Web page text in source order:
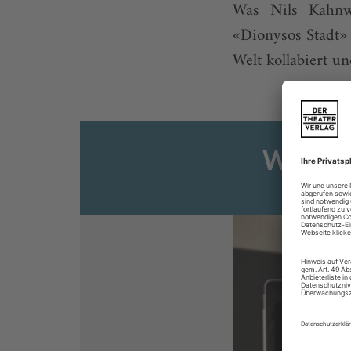
Was Nils
«Dionysos
Welt kollabiert
Sie